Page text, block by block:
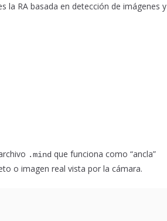
la RA basada en detección de imágenes y
.mind que funciona como “ancla”
o imagen real vista por la cámara.